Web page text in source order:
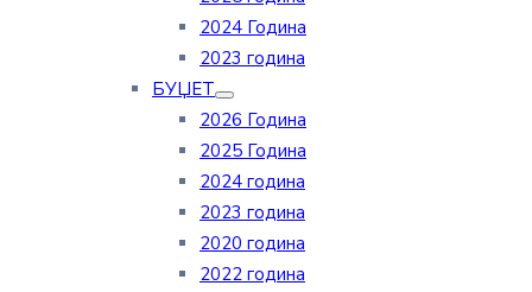
2024 Година
2023 година
БУЏЕТ
2026 Година
2025 Година
2024 година
2023 година
2020 година
2022 година